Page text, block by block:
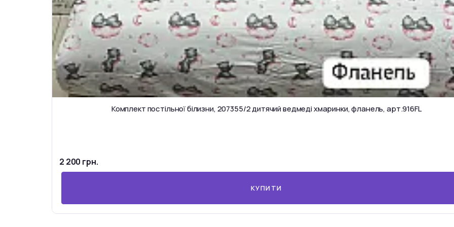
Комплект постільної білизни, 207355/2 дитячий ведмеді хмаринки, фланель, арт.916FL
2 200 грн.
КУПИТИ